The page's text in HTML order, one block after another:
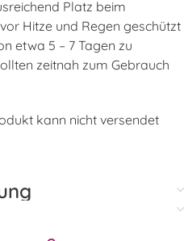
Platz beim
Hitze und Regen geschützt
etwa 5 – 7 Tagen zu
zeitnah zum Gebrauch
kann nicht versendet